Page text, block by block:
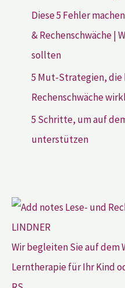
Diese 5 Fehler
& Rechenschwäche |
sollten
5 Mut-Strategien, die
Rechenschwäche
5 Schritte, um auf
unterstützen
Wir begleiten Sie auf dem
Lerntherapie für Ihr Kind